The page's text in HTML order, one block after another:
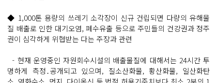
◆ 1,000톤 용량의 쓰레기 소각장이 신규 건립되면 다량의 유해물
질 배출로 인한 대기오염, 폐수유출 등으로 주민들의 건강권과 정주
권이 심각하게 위협받는 다는 주장과 관련
- 현재 운영중인 자원회수시설의 배출물질에 대해서는 24시간 투
명하게 측정․공개되고 있으며, 질소산화물, 황산화물, 일산화탄